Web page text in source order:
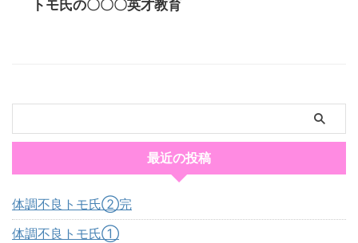
トモ氏の〇〇〇英才教育
最近の投稿
体調不良トモ氏②完
体調不良トモ氏①